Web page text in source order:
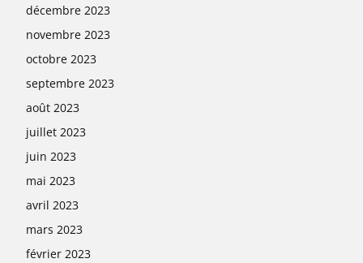
décembre 2023
novembre 2023
octobre 2023
septembre 2023
août 2023
juillet 2023
juin 2023
mai 2023
avril 2023
mars 2023
février 2023